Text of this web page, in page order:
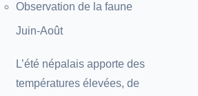
Observation de la faune
Juin-Août
L’été népalais apporte des
températures élevées, de